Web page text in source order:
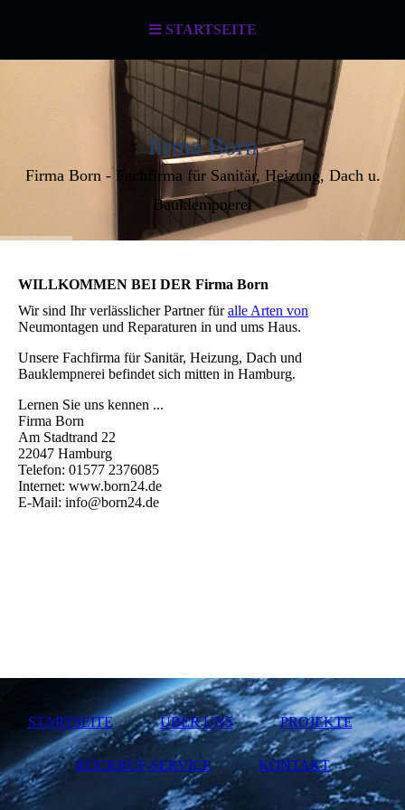
STARTSEITE
firma Born
Firma Born - Fachfirma für Sanitär, Heizung, Dach u.
Bauklempnerei
WILLKOMMEN BEI DER Firma Born
Wir sind Ihr verlässlicher Partner füralle Arten von
Neumontagen und Reparaturen in und ums Haus.
Unsere Fachfirma für Sanitär, Heizung, Dach und
Bauklempnerei befindet sich mitten in Hamburg.
Lernen Sie uns kennen ...
Firma Born
Am Stadtrand 22
22047 Hamburg
Telefon: 01577 2376085
Internet: www.born24.de
E-Mail: info@born24.de
STARTSEITE ÜBER UNS PROJEKTE
RÜCKRUF-SERVICE KONTAKT